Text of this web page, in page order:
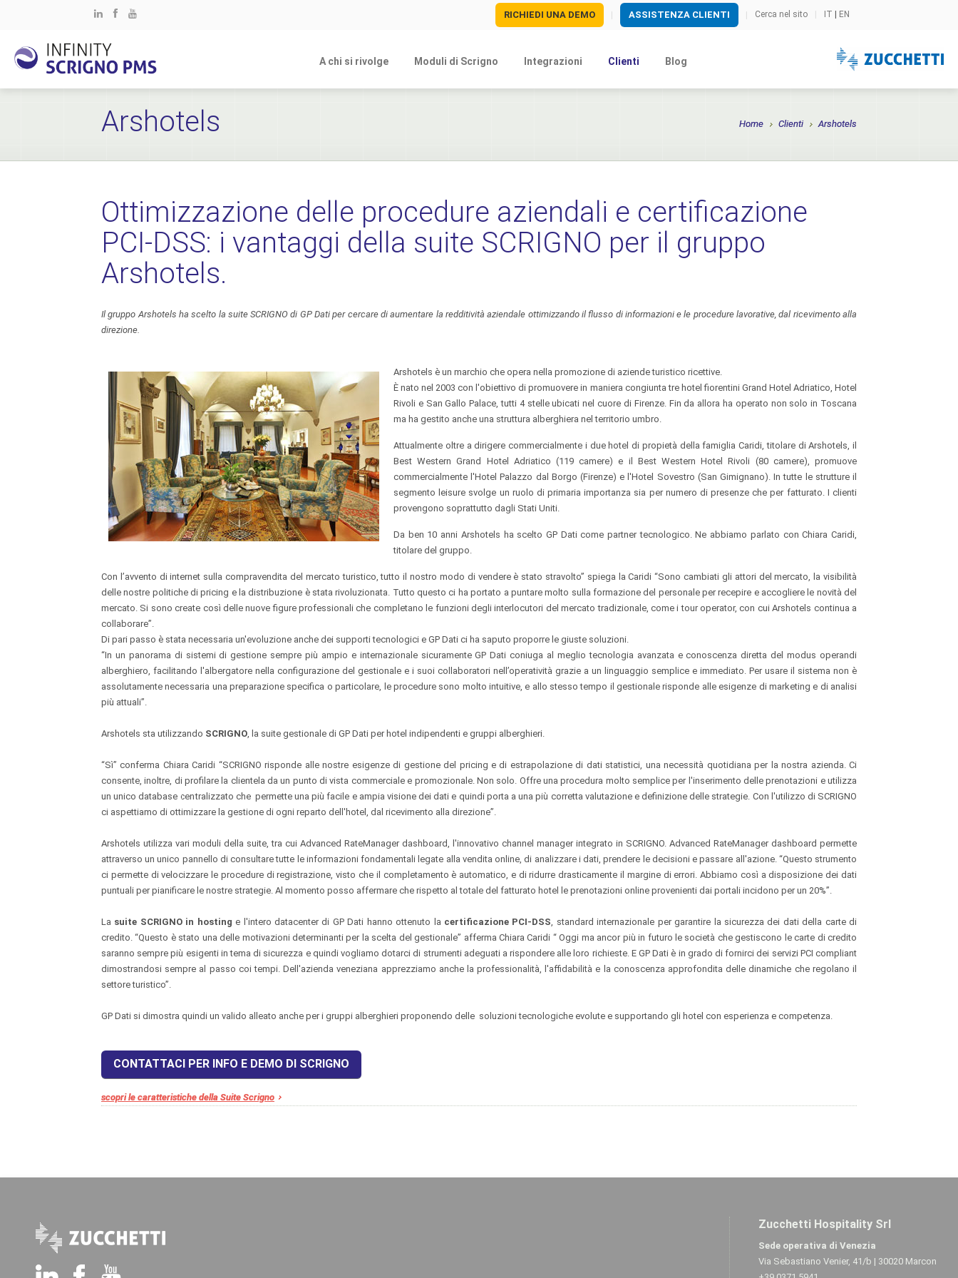
RICHIEDI UNA DEMO ASSISTENZA CLIENTI Cerca nel sito IT EN
A chi si rivolge Moduli di Scrigno Integrazioni Clienti Blog
Home Clienti Arshotels
Arshotels
Ottimizzazione delle procedure aziendali e certificazione
PCI-DSS: i vantaggi della suite SCRIGNO per il gruppo
Arshotels.
Il gruppo Arshotels ha scelto la suite SCRIGNO di GP Dati per cercare di aumentare la redditività aziendale ottimizzando il flusso di informazioni e le procedure lavorative, dal ricevimento alla
direzione.
Arshotels è un marchio che opera nella promozione di aziende turistico ricettive.
È nato nel 2003 con l'obiettivo di promuovere in maniera congiunta tre hotel fiorentini Grand Hotel Adriatico, Hotel
Rivoli e San Gallo Palace, tutti 4 stelle ubicati nel cuore di Firenze. Fin da allora ha operato non solo in Toscana
ma ha gestito anche una struttura alberghiera nel territorio umbro.
Attualmente oltre a dirigere commercialmente i due hotel di propietà della famiglia Caridi, titolare di Arshotels, il
Best Western Grand Hotel Adriatico (119 camere) e il Best Western Hotel Rivoli (80 camere), promuove
commercialmente l'Hotel Palazzo dal Borgo (Firenze) e l'Hotel Sovestro (San Gimignano). In tutte le strutture il
segmento leisure svolge un ruolo di primaria importanza sia per numero di presenze che per fatturato. I clienti
provengono soprattutto dagli Stati Uniti.
Da ben 10 anni Arshotels ha scelto GP Dati come partner tecnologico. Ne abbiamo parlato con Chiara Caridi,
titolare del gruppo.
Con l’avvento di internet sulla compravendita del mercato turistico, tutto il nostro modo di vendere è stato stravolto” spiega la Caridi “Sono cambiati gli attori del mercato, la visibilità
delle nostre politiche di pricing e la distribuzione è stata rivoluzionata. Tutto questo ci ha portato a puntare molto sulla formazione del personale per recepire e accogliere le novità del
mercato. Si sono create così delle nuove figure professionali che completano le funzioni degli interlocutori del mercato tradizionale, come i tour operator, con cui Arshotels continua a
collaborare”.
Di pari passo è stata necessaria un'evoluzione anche dei supporti tecnologici e GP Dati ci ha saputo proporre le giuste soluzioni.
“In un panorama di sistemi di gestione sempre più ampio e internazionale sicuramente GP Dati coniuga al meglio tecnologia avanzata e conoscenza diretta del modus operandi
alberghiero, facilitando l'albergatore nella configurazione del gestionale e i suoi collaboratori nell’operatività grazie a un linguaggio semplice e immediato. Per usare il sistema non è
assolutamente necessaria una preparazione specifica o particolare, le procedure sono molto intuitive, e allo stesso tempo il gestionale risponde alle esigenze di marketing e di analisi
più attuali”.
Arshotels sta utilizzando SCRIGNO, la suite gestionale di GP Dati per hotel indipendenti e gruppi alberghieri.
“Sì” conferma Chiara Caridi “SCRIGNO risponde alle nostre esigenze di gestione del pricing e di estrapolazione di dati statistici, una necessità quotidiana per la nostra azienda. Ci
consente, inoltre, di profilare la clientela da un punto di vista commerciale e promozionale. Non solo. Offre una procedura molto semplice per l'inserimento delle prenotazioni e utilizza
un unico database centralizzato che permette una più facile e ampia visione dei dati e quindi porta a una più corretta valutazione e definizione delle strategie. Con l'utilizzo di SCRIGNO
ci aspettiamo di ottimizzare la gestione di ogni reparto dell'hotel, dal ricevimento alla direzione”.
Arshotels utilizza vari moduli della suite, tra cui Advanced RateManager dashboard, l'innovativo channel manager integrato in SCRIGNO. Advanced RateManager dashboard permette
attraverso un unico pannello di consultare tutte le informazioni fondamentali legate alla vendita online, di analizzare i dati, prendere le decisioni e passare all'azione. “Questo strumento
ci permette di velocizzare le procedure di registrazione, visto che il completamento è automatico, e di ridurre drasticamente il margine di errori. Abbiamo così a disposizione dei dati
puntuali per pianificare le nostre strategie. Al momento posso affermare che rispetto al totale del fatturato hotel le prenotazioni online provenienti dai portali incidono per un 20%”.
La suite SCRIGNO in hosting e l'intero datacenter di GP Dati hanno ottenuto la certificazione PCI-DSS, standard internazionale per garantire la sicurezza dei dati della carte di
credito. “Questo è stato una delle motivazioni determinanti per la scelta del gestionale” afferma Chiara Caridi “ Oggi ma ancor più in futuro le società che gestiscono le carte di credito
saranno sempre più esigenti in tema di sicurezza e quindi vogliamo dotarci di strumenti adeguati a rispondere alle loro richieste. E GP Dati è in grado di fornirci dei servizi PCI compliant
dimostrandosi sempre al passo coi tempi. Dell'azienda veneziana apprezziamo anche la professionalità, l'affidabilità e la conoscenza approfondita delle dinamiche che regolano il
settore turistico”.
GP Dati si dimostra quindi un valido alleato anche per i gruppi alberghieri proponendo delle soluzioni tecnologiche evolute e supportando gli hotel con esperienza e competenza.
CONTATTACI PER INFO E DEMO DI SCRIGNO
scopri le caratteristiche della Suite Scrigno
Zucchetti Hospitality Srl
Sede operativa di Venezia
Via Sebastiano Venier, 41/b | 30020 Marcon